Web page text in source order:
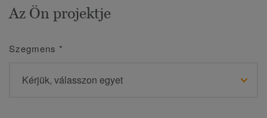
Az Ön projektje
Szegmens *